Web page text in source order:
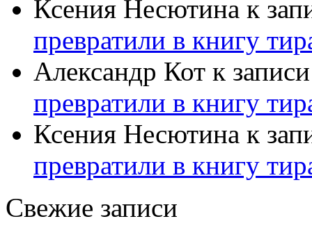
Ксения Несютина к
превратили в книгу
Александр Кот к
превратили в книгу
Ксения Несютина к
превратили в книгу
Свежие записи